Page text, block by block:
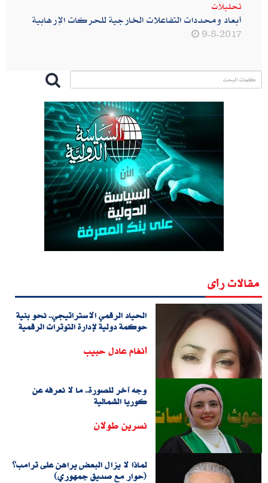
تحليلات
أبعاد ومحددات التفاعلات الخارجية للحركات الإرهابية
9-8-2017
مقالات رأى
الحياد الرقمي الاستراتيجي.. نحو بنية
حوكمة دولية لإدارة التوترات الرقمية
أنغام عادل حبيب
وجه آخر للصورة.. ما لا نعرفه عن
كوريا الشمالية
نسرين طولان
لماذا لا يزال البعض يراهن على ترامب؟
(حوار مع صديق جمهوري)